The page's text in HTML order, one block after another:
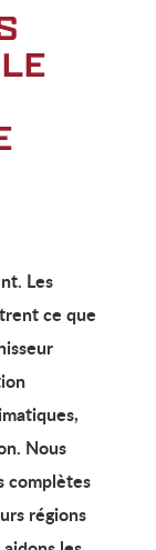
Les
ce que
Nous
complètes
régions